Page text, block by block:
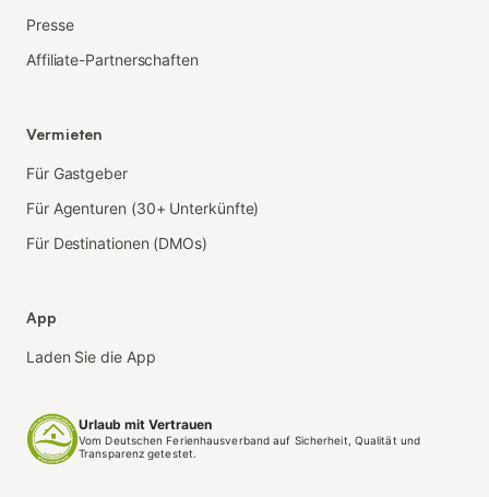
Presse
Affiliate-Partnerschaften
Vermieten
Für Gastgeber
Für Agenturen (30+ Unterkünfte)
Für Destinationen (DMOs)
App
Laden Sie die App
Urlaub mit Vertrauen
Vom Deutschen Ferienhausverband auf Sicherheit, Qualität und
Transparenz getestet.